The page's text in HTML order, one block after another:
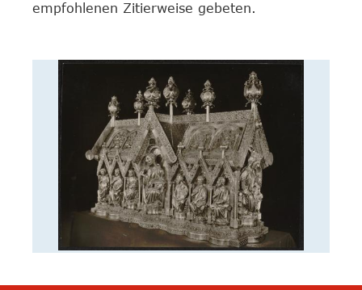
empfohlenen Zitierweise gebeten.